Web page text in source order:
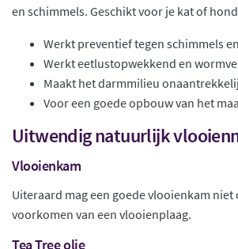
en schimmels. Geschikt voor je kat of
Werkt preventief tegen schimmels
Werkt eetlustopwekkend en
Maakt het darmmilieu
Voor een goede opbouw van het
Uitwendig natuurlijk
Vlooienkam
Uiteraard mag een goede vlooienkam
voorkomen van een vlooienplaag.
Tea Tree olie